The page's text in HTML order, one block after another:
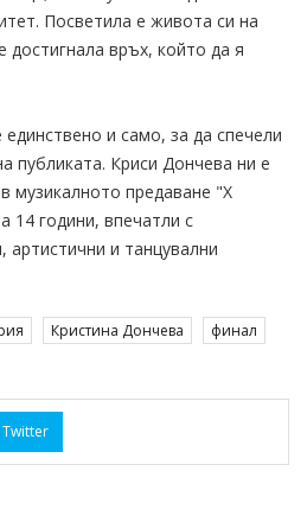
Посветила е живота си на
достигнала връх, който да я
и само, за да спечели
публиката. Криси Дончева ни е
музикалното предаване "X
14 години, впечатли с
артистични и танцувални
Кристина Дончева финал
Twitter